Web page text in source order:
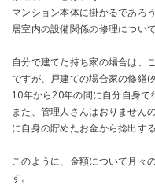
マンション本体に掛かるであろ
居室内の設備関係の修理につい
自分で建てた持ち家の場合は、
ですが、戸建ての場合家の修繕
10年から20年の間に自分自身で
また、管理人さんはおりません
に自身の貯めたお金から捻出す
このように、金額について月々
す。